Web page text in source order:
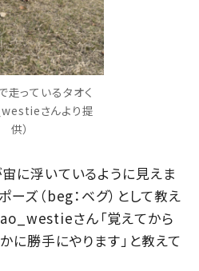
走っているタオく
さんより提
供）
に浮いているように見えま
ズ（beg：ベグ）として教え
さん「覚えてから
に勝手にやります」と教えて